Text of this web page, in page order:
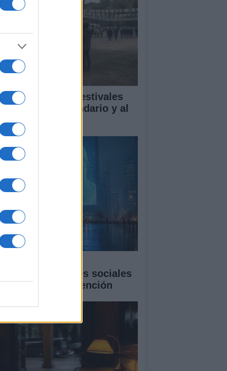
disfrutar de festivales
respeto al vecindario y al
ambiente
sesgos sociales
de la atención